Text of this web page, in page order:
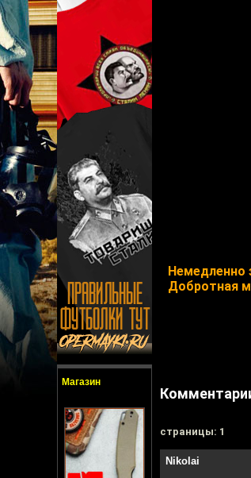
Магазин
Немедленно
Добротная
cтраницы: 1
Nikolai